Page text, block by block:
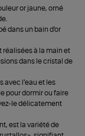
or jaune, orné
dans un bain d'or
réalisées à la main et
dans le cristal de
avec l’eau et les
pour dormir ou faire
le délicatement
est la variété de